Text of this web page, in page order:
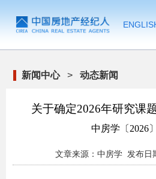
新闻中心> 动态新闻
关于确定2026年研究课
中房学〔2026
文章来源：中房学 发布日